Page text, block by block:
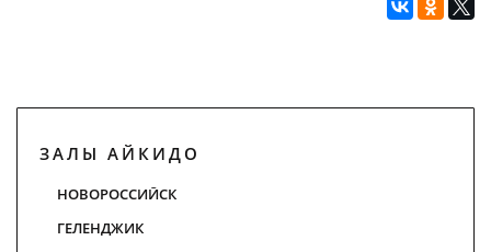
ЗАЛЫ АЙКИДО
НОВОРОССИЙСК
ГЕЛЕНДЖИК